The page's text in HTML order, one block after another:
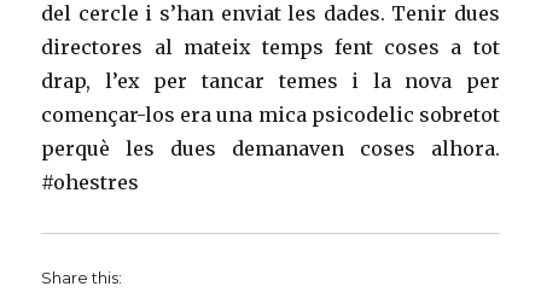
del cercle i s’han enviat les dades. Tenir dues
directores al mateix temps fent coses a tot
drap, l’ex per tancar temes i la nova per
començar-los era una mica psicodelic sobretot
perquè les dues demanaven coses alhora.
#ohestres
Share this: